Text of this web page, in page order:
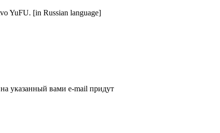
YuFU. [in Russian language]
указанный вами e-mail придут